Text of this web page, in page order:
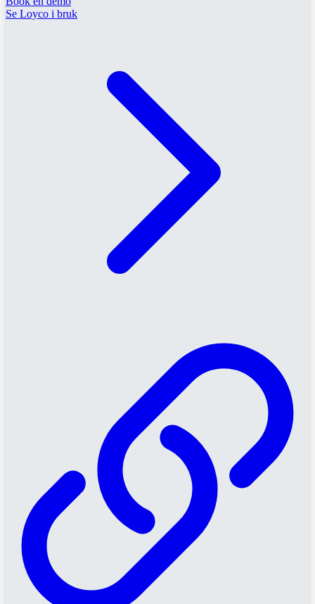
Se Loyco i bruk